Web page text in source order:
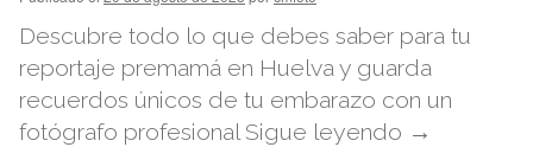
Descubre todo lo que debes saber para tu
reportaje premamá en Huelva y guarda
recuerdos únicos de tu embarazo con un
fotógrafo profesionalSigue leyendo →